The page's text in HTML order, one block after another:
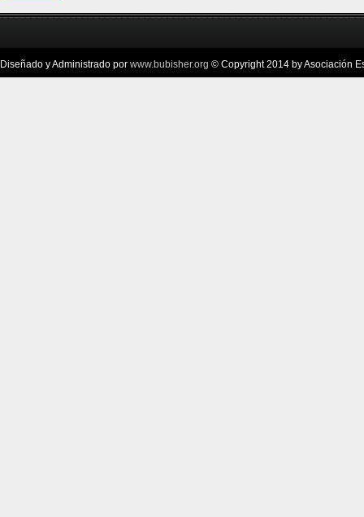
Diseñado y Administrado por www.bubisher.org © Copyright 2014 by Asociación